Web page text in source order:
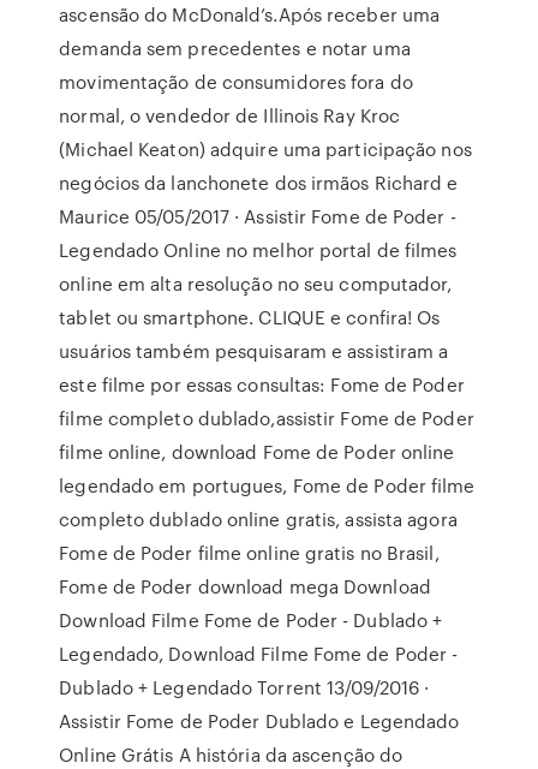
ascensão do McDonald’s.Após receber uma
demanda sem precedentes e notar uma
movimentação de consumidores fora do
normal, o vendedor de Illinois Ray Kroc
(Michael Keaton) adquire uma participação nos
negócios da lanchonete dos irmãos Richard e
Maurice 05/05/2017 · Assistir Fome de Poder -
Legendado Online no melhor portal de filmes
online em alta resolução no seu computador,
tablet ou smartphone. CLIQUE e confira! Os
usuários também pesquisaram e assistiram a
este filme por essas consultas: Fome de Poder
filme completo dublado,assistir Fome de Poder
filme online, download Fome de Poder online
legendado em portugues, Fome de Poder filme
completo dublado online gratis, assista agora
Fome de Poder filme online gratis no Brasil,
Fome de Poder download mega Download
Download Filme Fome de Poder - Dublado +
Legendado, Download Filme Fome de Poder -
Dublado + Legendado Torrent 13/09/2016 ·
Assistir Fome de Poder Dublado e Legendado
Online Grátis A história da ascenção do